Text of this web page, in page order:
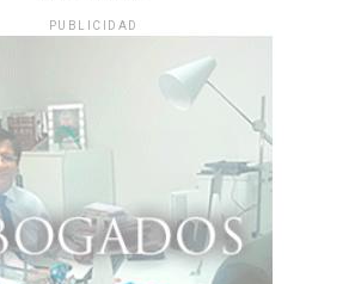
PUBLICIDAD